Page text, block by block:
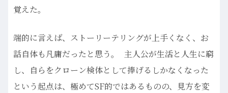
覚えた。
端的に言えば、ストーリーテリングが上手くなく、お
話自体も凡庸だったと思う。 主人公が生活と人生に窮
し、自らをクローン検体として捧げるしかなくなった
という起点は、極めてSF的ではあるものの、見方を変